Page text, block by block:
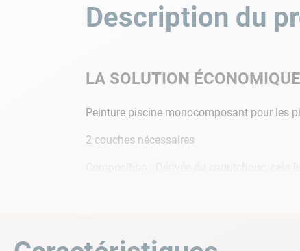
Description du
LA SOLUTION
Peinture piscine monocomposant pour les
2 couches nécessaires